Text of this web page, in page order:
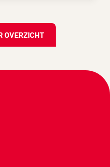
OVERZICHT